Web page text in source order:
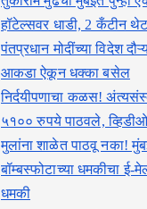
हॉटेल्सवर धाडी, 2 कँटीन
पंतप्रधान मोदींच्या विदेश
आकडा ऐकून धक्का बसेल
निर्दयीपणाचा कळस!
५१०० रुपये पाठवले, व्हिडीओ
मुलांना शाळेत पाठवू नका!
बॉम्बस्फोटाच्या धमकीचा
धमकी